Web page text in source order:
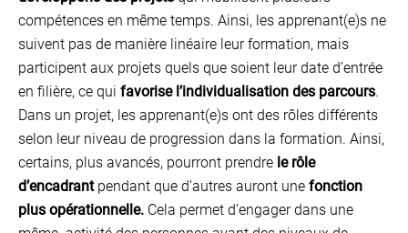
compétences en même temps. Ainsi, les apprenant(e)s ne
suivent pas de manière linéaire leur formation, mais
participent aux projets quels que soient leur date d’entrée
en filière, ce qui favorise l’individualisation des parcours.
Dans un projet, les apprenant(e)s ont des rôles différents
selon leur niveau de progression dans la formation. Ainsi,
certains, plus avancés, pourront prendre le rôle
d’encadrantpendant que d’autres auront une fonction
plus opérationnelle. Cela permet d’engager dans une